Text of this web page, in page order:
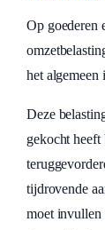
Op goederen
het algemeen
Deze
gekocht heeft
tijdrovende
moet invullen